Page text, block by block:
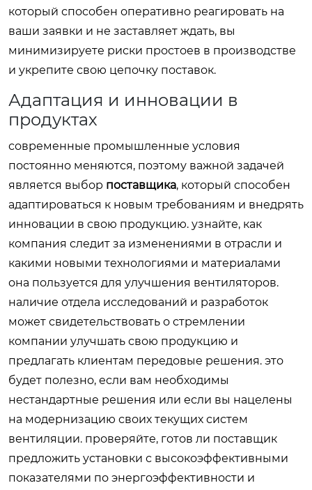
который способен оперативно реагировать на
ваши заявки и не заставляет ждать, вы
минимизируете риски простоев в производстве
и укрепите свою цепочку поставок.
Адаптация и инновации в
продуктах
современные промышленные условия
постоянно меняются, поэтому важной задачей
является выбор поставщика, который способен
адаптироваться к новым требованиям и внедрять
инновации в свою продукцию. узнайте, как
компания следит за изменениями в отрасли и
какими новыми технологиями и материалами
она пользуется для улучшения вентиляторов.
наличие отдела исследований и разработок
может свидетельствовать о стремлении
компании улучшать свою продукцию и
предлагать клиентам передовые решения. это
будет полезно, если вам необходимы
нестандартные решения или если вы нацелены
на модернизацию своих текущих систем
вентиляции. проверяйте, готов ли поставщик
предложить установки с высокоэффективными
показателями по энергоэффективности и